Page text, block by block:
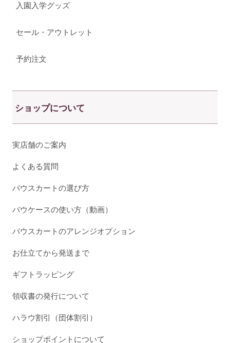
入園入学グッズ
セール・アウトレット
予約注文
ショップについて
実店舗のご案内
よくある質問
パウスカートの選び方
パウケースの使い方（動画）
パウスカートのアレンジオプション
お仕立てから発送まで
ギフトラッピング
領収書の発行について
ハラウ割引（団体割引）
ショップポイントについて